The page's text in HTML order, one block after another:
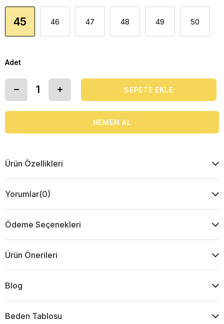
45 46 47 48 49 50
Adet
Ürün Özellikleri
Yorumlar(0)
Ödeme Seçenekleri
Ürün Önerileri
Blog
Beden Tablosu